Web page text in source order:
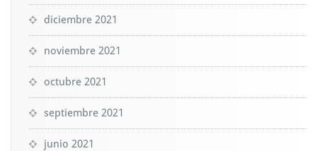
diciembre 2021
noviembre 2021
octubre 2021
septiembre 2021
junio 2021